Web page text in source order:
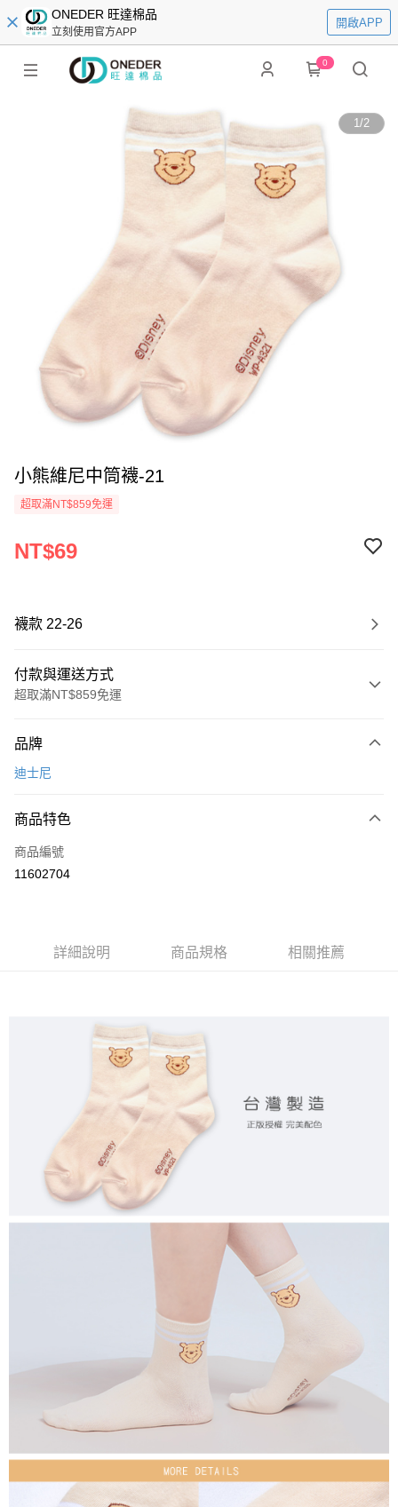
ONEDER 旺達棉品
立刻使用官方APP
開啟APP
0
1/2
小熊維尼中筒襪-21
超取滿NT$859免運
NT$69
襪款 22-26
付款與運送方式
超取滿NT$859免運
信用卡一次付款
LINE Pay
Apple Pay
ATM付款
每筆NT$80，滿NT$899(含以上)免運費
每筆NT$80，滿NT$859(含以上)免運費
7-11取貨付款
每筆NT$80，滿NT$899(含以上)免運費
付款後7-11取貨
每筆NT$80，滿NT$859(含以上)免運費
每筆NT$85，滿NT$859(含以上)免運費
品牌
迪士尼
商品特色
商品編號
11602704
詳細說明 商品規格 相關推薦